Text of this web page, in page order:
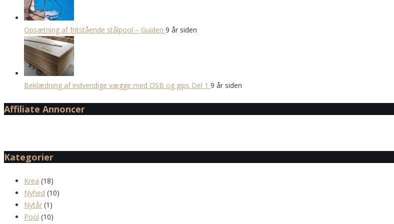
Opsætning af fritstående stålpool – Guiden 9 år siden
Beklædning af indvendige vægge med OSB og gips Del 1 9 år siden
Affiliate Annoncer
Kategorier
Krea (18)
Nyhed (10)
Nytår (1)
Pool (10)